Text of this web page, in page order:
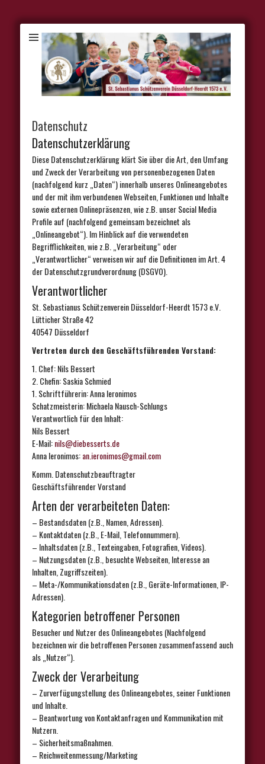
Datenschutz
Datenschutzerklärung
Diese Datenschutzerklärung klärt Sie über die Art, den Umfang
und Zweck der Verarbeitung von personenbezogenen Daten
(nachfolgend kurz „Daten“) innerhalb unseres Onlineangebotes
und der mit ihm verbundenen Webseiten, Funktionen und Inhalte
sowie externen Onlinepräsenzen, wie z.B. unser Social Media
Profile auf (nachfolgend gemeinsam bezeichnet als
„Onlineangebot“). Im Hinblick auf die verwendeten
Begrifflichkeiten, wie z.B. „Verarbeitung“ oder
„Verantwortlicher“ verweisen wir auf die Definitionen im Art. 4
der Datenschutzgrundverordnung (DSGVO).
Verantwortlicher
St. Sebastianus Schützenverein Düsseldorf-Heerdt 1573 e.V.
Lütticher Straße 42
40547 Düsseldorf
Vertreten durch den Geschäftsführenden Vorstand:
1. Chef: Nils Bessert
2. Chefin: Saskia Schmied
1. Schriftführerin: Anna Ieronimos
Schatzmeisterin: Michaela Nausch-Schlungs
Verantwortlich für den Inhalt:
Nils Bessert
E-Mail:nils@diebesserts.de
Anna Ieronimos:an.ieronimos@gmail.com
Komm. Datenschutzbeauftragter
Geschäftsführender Vorstand
Arten der verarbeiteten Daten:
– Bestandsdaten (z.B., Namen, Adressen).
– Kontaktdaten (z.B., E-Mail, Telefonnummern).
– Inhaltsdaten (z.B., Texteingaben, Fotografien, Videos).
– Nutzungsdaten (z.B., besuchte Webseiten, Interesse an
Inhalten, Zugriffszeiten).
– Meta-/Kommunikationsdaten (z.B., Geräte-Informationen, IP-
Adressen).
Kategorien betroffener Personen
Besucher und Nutzer des Onlineangebotes (Nachfolgend
bezeichnen wir die betroffenen Personen zusammenfassend auch
als „Nutzer“).
Zweck der Verarbeitung
– Zurverfügungstellung des Onlineangebotes, seiner Funktionen
und Inhalte.
– Beantwortung von Kontaktanfragen und Kommunikation mit
Nutzern.
– Sicherheitsmaßnahmen.
– Reichweitenmessung/Marketing